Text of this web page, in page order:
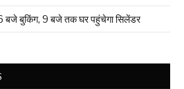
बजे बुकिंग, 9 बजे तक घर पहुंचेगा सिलेंडर